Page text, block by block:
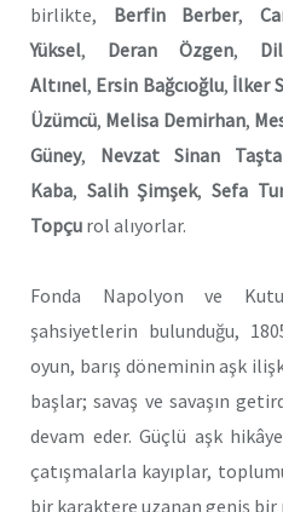
birlikte, Berfin Berber,
Yüksel, Deran Özgen,
Altınel, Ersin Bağcıoğlu, İlker
Üzümcü, Melisa Demirhan,
Güney, Nevzat Sinan
Kaba, Salih Şimşek, Sefa
Topçu rol alıyorlar.
Fonda Napolyon ve
şahsiyetlerin bulunduğu,
oyun, barış döneminin aşk
başlar; savaş ve savaşın
devam eder. Güçlü aşk
çatışmalarla kayıplar,
bir karaktere uzanan geniş